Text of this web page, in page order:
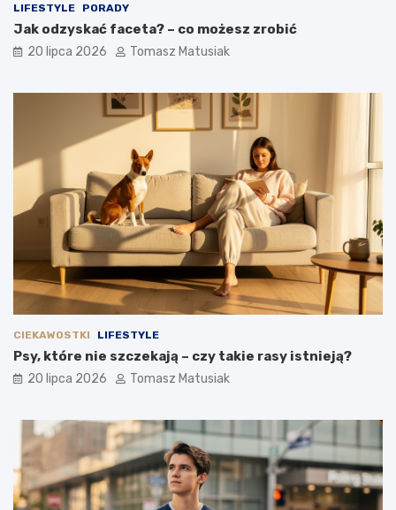
LIFESTYLE PORADY
Jak odzyskać faceta? – co możesz zrobić
20 lipca 2026 Tomasz Matusiak
CIEKAWOSTKI LIFESTYLE
Psy, które nie szczekają – czy takie rasy istnieją?
20 lipca 2026 Tomasz Matusiak